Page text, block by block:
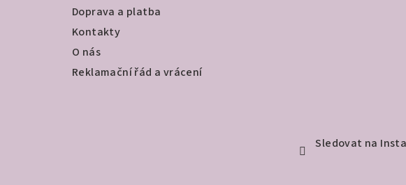
Doprava a platba
Kontakty
O nás
Reklamační řád a vrácení
Sledovat na